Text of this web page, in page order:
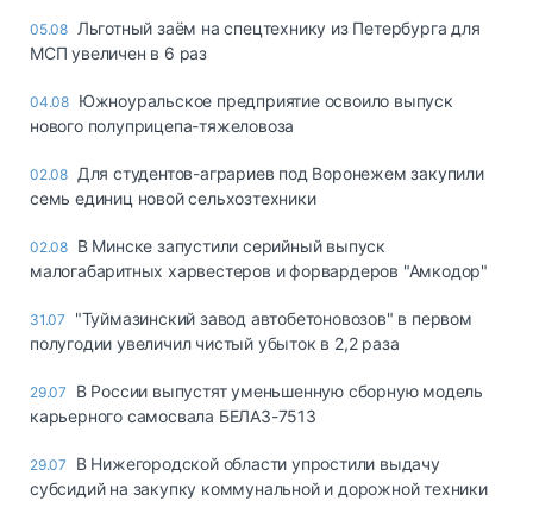
05.08 Льготный заём на спецтехнику из Петербурга для
МСП увеличен в 6 раз
04.08 Южноуральское предприятие освоило выпуск
нового полуприцепа-тяжеловоза
02.08 Для студентов-аграриев под Воронежем закупили
семь единиц новой сельхозтехники
02.08 В Минске запустили серийный выпуск
малогабаритных харвестеров и форвардеров "Амкодор"
31.07
"Туймазинский завод автобетоновозов" в первом
полугодии увеличил чистый убыток в 2,2 раза
29.07
В России выпустят уменьшенную сборную модель
карьерного самосвала БЕЛАЗ-7513
29.07
В Нижегородской области упростили выдачу
субсидий на закупку коммунальной и дорожной техники